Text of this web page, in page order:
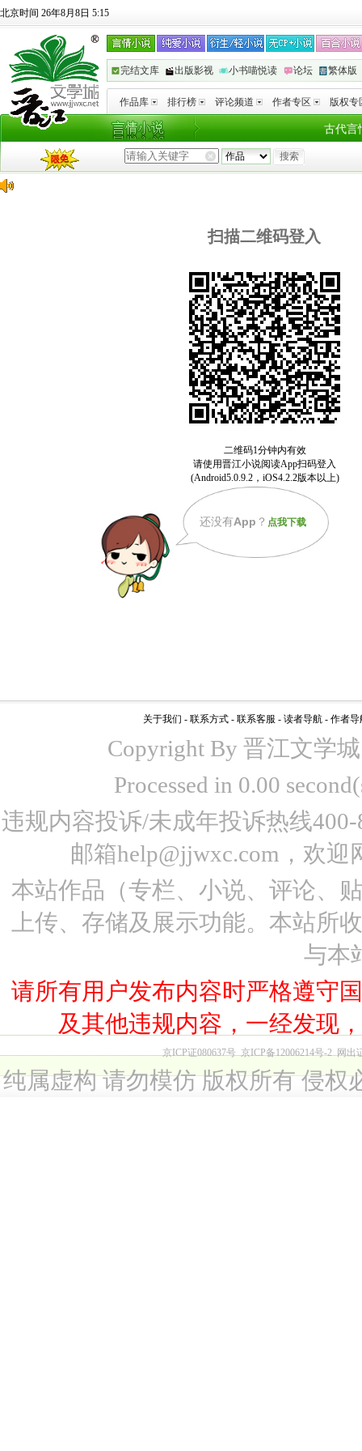
北京时间 26年8月8日 5:15
完结文库 出版影视 小书喵悦读 论坛 繁体版
作品库 排行榜 评论频道 作者专区 版权专
古代言
扫描二维码登入
还没有App ？ 点我下载
关于我们 - 联系方式 - 联系客服 - 读者导航 - 作者导
Copyright By 晋江文学
Processed in 0.00
违规内容投诉/未成年投诉热线
邮箱help@jjwxc.com，欢
本站作品（专栏、小说、评论、
上传、存储及展示功能。本站所
与本
请所有用户发布内容时严格遵守
及其他违规内容，一经发现
京ICP证080637号 京ICP备12006214号-2 网出
纯属虚构 请勿模仿 版权所有 侵权